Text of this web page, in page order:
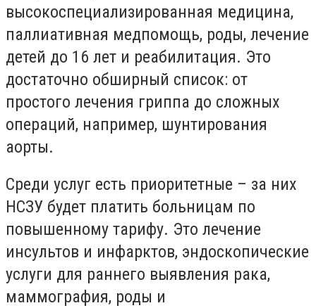
высокоспециализированная медицина,
паллиативная медпомощь, роды, лечение
детей до 16 лет и реабилитация. Это
достаточно обширный список: от
простого лечения гриппа до сложных
операций, например, шунтирования
аорты.
Среди услуг есть приоритетные – за них
НСЗУ будет платить больницам по
повышенному тарифу. Это лечение
инсультов и инфарктов, эндоскопические
услуги для раннего выявления рака,
маммография, роды и